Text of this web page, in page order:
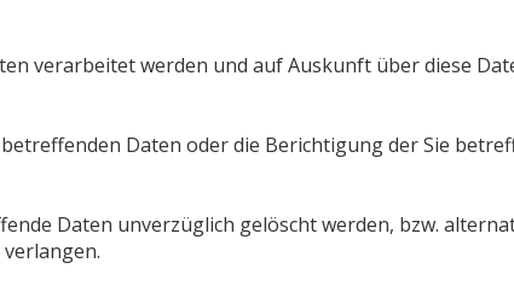
verarbeitet werden und auf Auskunft über diese
Daten oder die Berichtigung der Sie
Daten unverzüglich gelöscht werden, bzw.